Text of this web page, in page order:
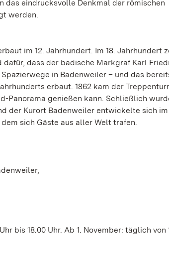
das eindrucksvolle Denkmal der römischen
werden.
im 12. Jahrhundert. Im 18. Jahrhundert
dass der badische Markgraf Karl
in Badenweiler – und das
erbaut. 1862 kam der
Panorama genießen kann. Schließlich
der Kurort Badenweiler entwickelte sich im
sich Gäste aus aller Welt trafen.
bis 18.00 Uhr. Ab 1. November: täglich von